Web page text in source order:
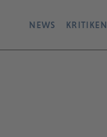
NEWS KRITIKEN